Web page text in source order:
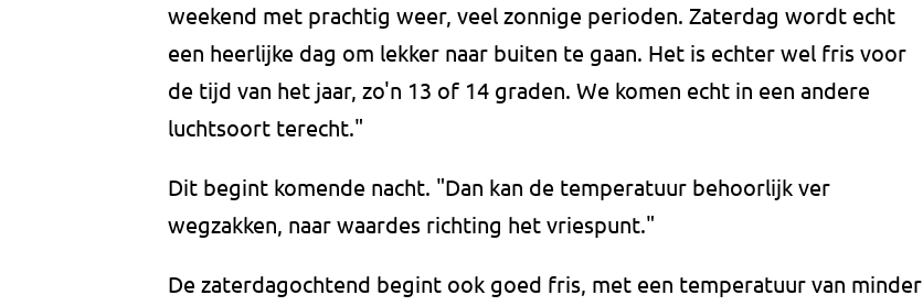
weekend met prachtig weer, veel zonnige perioden. Zaterdag wordt echt
een heerlijke dag om lekker naar buiten te gaan. Het is echter wel fris voor
de tijd van het jaar, zo'n 13 of 14 graden. We komen echt in een andere
luchtsoort terecht."
Dit begint komende nacht. "Dan kan de temperatuur behoorlijk ver
wegzakken, naar waardes richting het vriespunt."
De zaterdagochtend begint ook goed fris, met een temperatuur van minder